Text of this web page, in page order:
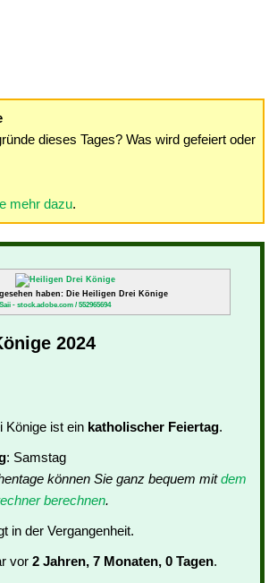
dieses Tages? Was wird gefeiert oder
mehr dazu.
haben: Die Heiligen Drei Könige
- stock.adobe.com / 552965694
2024
Könige ist ein katholischer Feiertag.
: Samstag
können Sie ganz bequem mitdem
berechnen.
in der Vergangenheit.
vor 2 Jahren, 7 Monaten, 0 Tagen.